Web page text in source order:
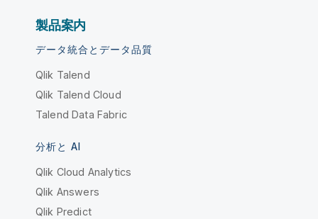
製品案内
データ統合とデータ品質
Qlik Talend
Qlik Talend Cloud
Talend Data Fabric
分析と AI
Qlik Cloud Analytics
Qlik Answers
Qlik Predict